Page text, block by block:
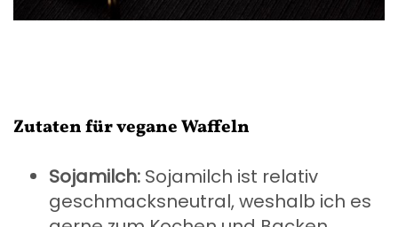
Zutaten für vegane Waffeln
Sojamilch: Sojamilch ist relativ
geschmacksneutral, weshalb ich es